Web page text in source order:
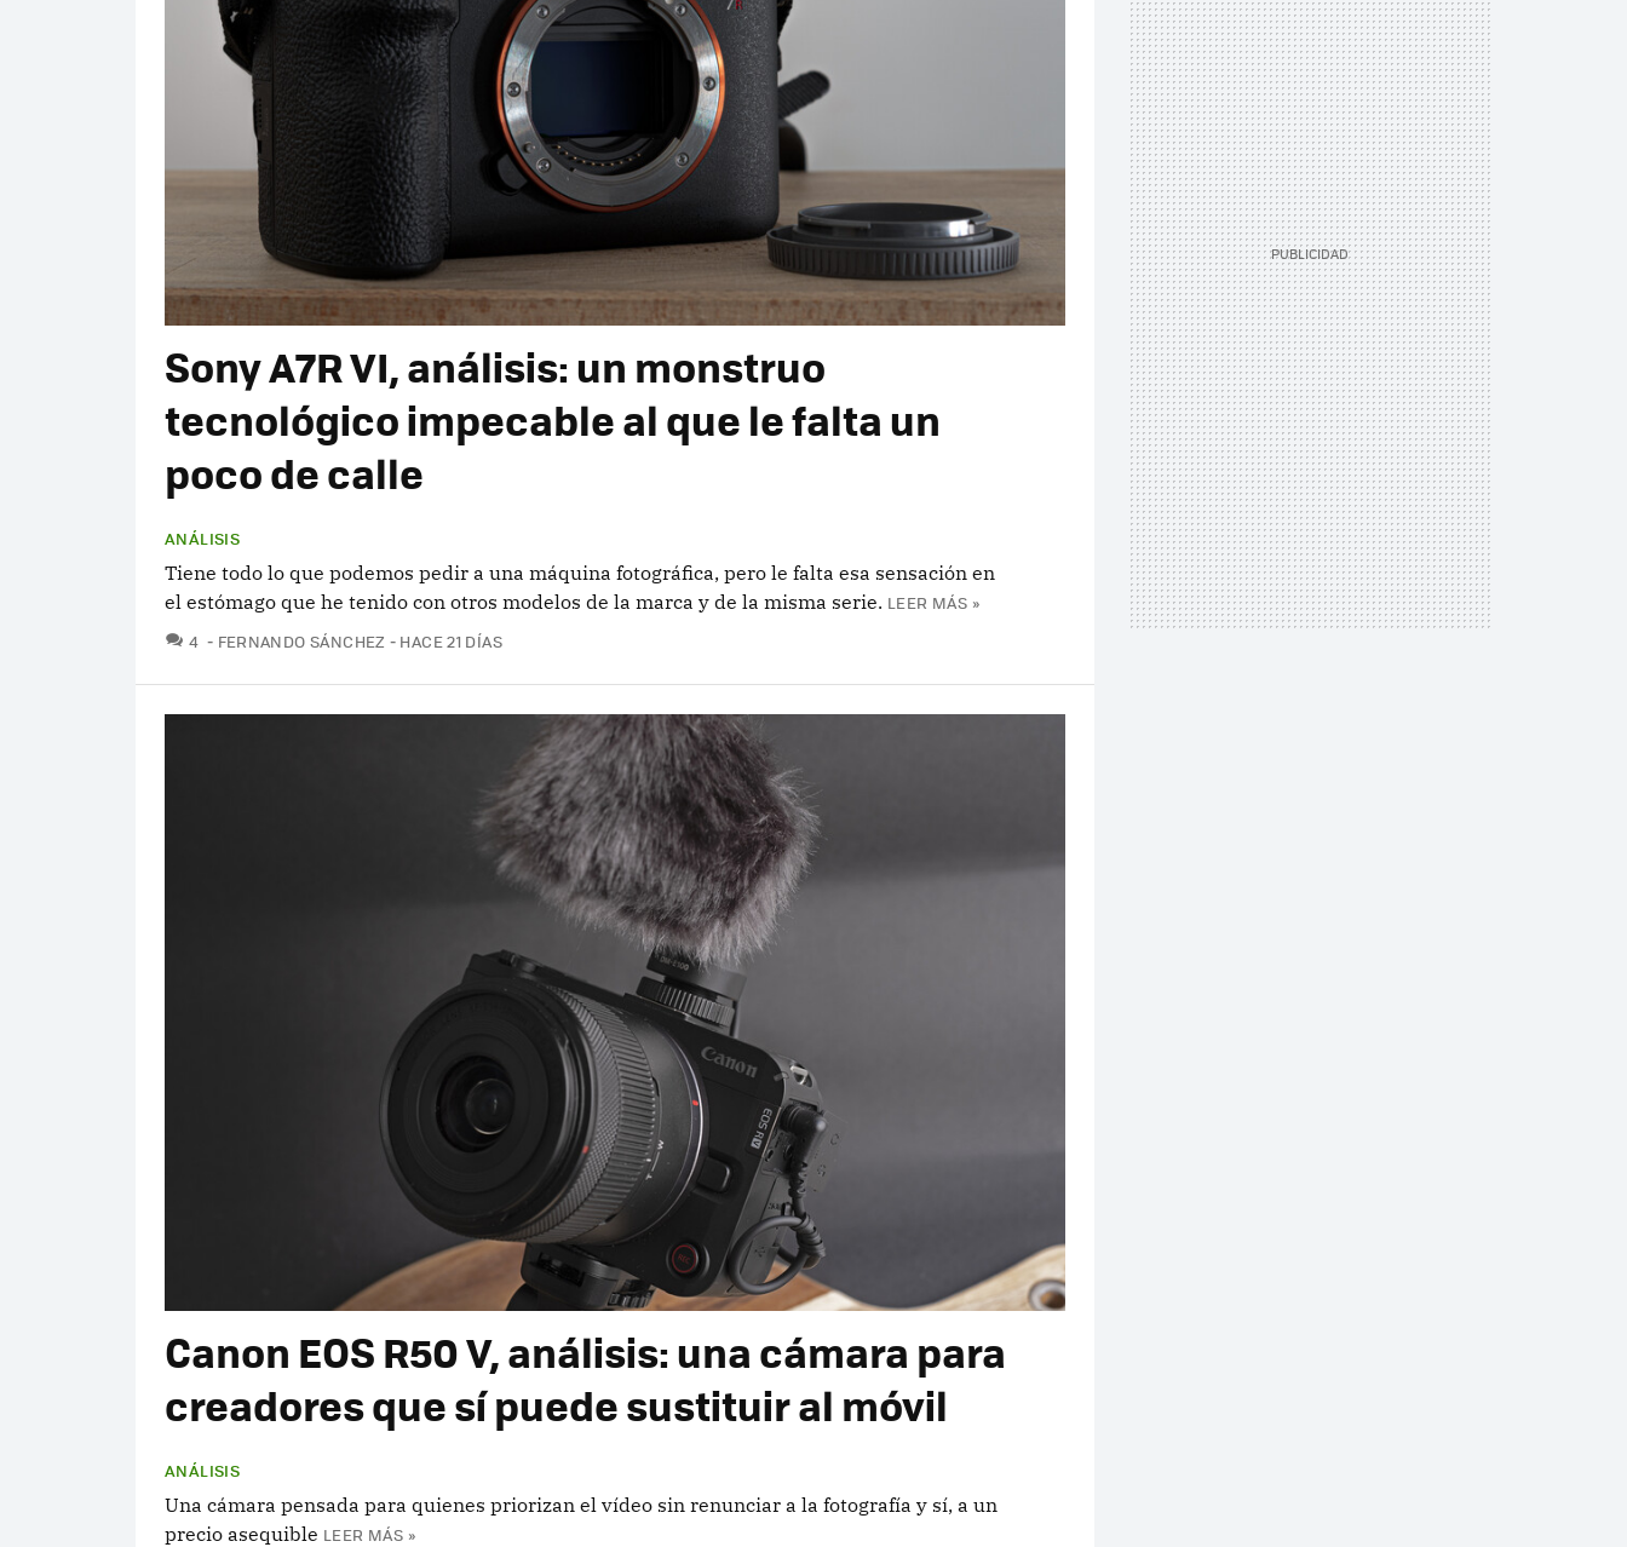
Sony A7R VI, análisis: un monstruo
tecnológico impecable al que le falta un
poco de calle
ANÁLISIS
Tiene todo lo que podemos pedir a una máquina fotográfica, pero le falta esa sensación en
el estómago que he tenido con otros modelos de la marca y de la misma serie. LEER MÁS »
4 COMENTARIOS
FERNANDO SÁNCHEZ HACE 21 DÍAS
Canon EOS R50 V, análisis: una cámara para
creadores que sí puede sustituir al móvil
ANÁLISIS
Una cámara pensada para quienes priorizan el vídeo sin renunciar a la fotografía y sí, a un
precio asequible LEER MÁS »